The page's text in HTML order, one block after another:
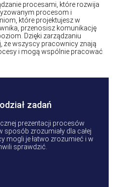
procesami, które rozwija
procesom i
które projektujesz w
przenosisz komunikację
Dzięki zarządzaniu
że wszyscy pracownicy znają
i mogą wspólnie pracować
zadań
prezentacji procesów
sposób zrozumiały dla całej
mogli je łatwo zrozumieć i w
sprawdzić.